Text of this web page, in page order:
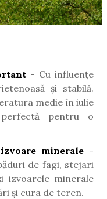
- Cu influențe
și stabilă.
medie în iulie
pentru o
minerale-
de fagi, stejari
izvoarele minerale
și cura de teren.